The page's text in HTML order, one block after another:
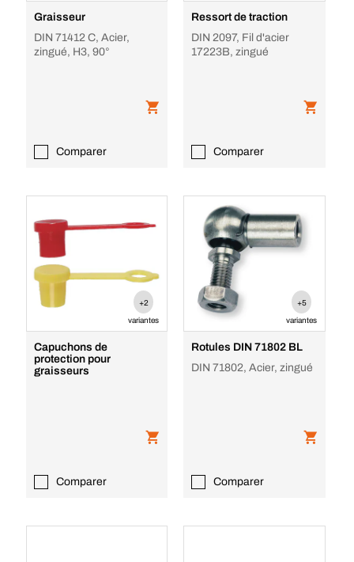
Graisseur
DIN 71412 C, Acier,
zingué, H3, 90°
Comparer
Ressort de traction
DIN 2097, Fil d'acier
17223B, zingué
Comparer
+2
variantes
Capuchons de
protection pour
graisseurs
Comparer
+5
variantes
Rotules DIN 71802 BL
DIN 71802, Acier, zingué
Comparer